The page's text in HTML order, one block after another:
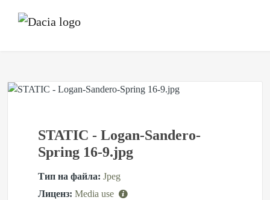
STATIC - Logan-Sandero-
Spring 16-9.jpg
Тип на файла: Jpeg
Лиценз: Media use